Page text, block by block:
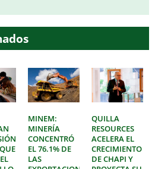
MINEM:
MINERÍA
CONCENTRÓ
EL 76.1% DE
LAS
QUILLA
RESOURCES
ACELERA EL
CRECIMIENTO
DE CHAPI Y